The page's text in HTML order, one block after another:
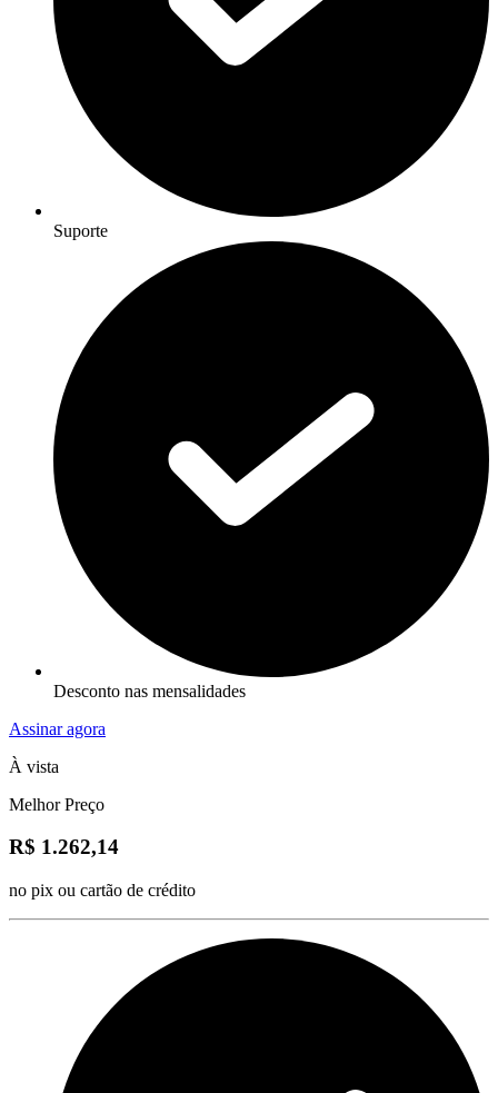
Suporte
Desconto nas mensalidades
Assinar agora
À vista
Melhor Preço
R$ 1.262,14
no pix ou cartão de crédito